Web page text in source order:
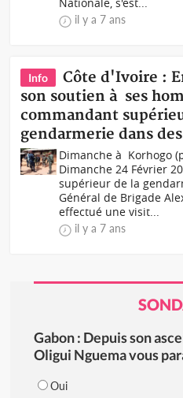
il y a 7 ans
Info
Côte d'Ivoire :
son soutien à ses
commandant
gendarmerie dans
Dimanche à Korhogo
Dimanche 24 Février
supérieur de la
Général de Brigade
effectué une visit...
il y a 7 ans
Gabon : Depuis son
Oligui Nguema vous
Oui